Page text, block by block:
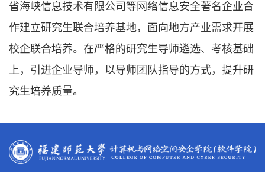
省海峡信息技术有限公司等网络信息安全著名企业合
作建立研究生联合培养基地，面向地方产业需求开展
校企联合培养。在严格的研究生导师遴选、考核基础
上，引进企业导师，以导师团队指导的方式，提升研
究生培养质量。